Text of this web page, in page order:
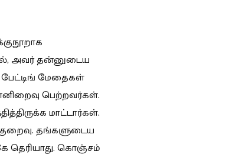
அவர் தன்னுடைய
பேட்டிங் மேதைகள்
பெற்றவர்கள்.
மாட்டார்கள்.
தங்களுடைய
கொஞ்சம்